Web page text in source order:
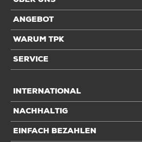
ANGEBOT
WARUM TPK
SERVICE
INTERNATIONAL
NACHHALTIG
EINFACH BEZAHLEN